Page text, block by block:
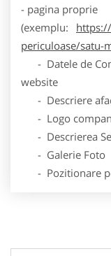
- pagina proprie
(exemplu:
periculoase/satu-
- Datele de
website
- Descriere
- Logo
- Descrierea
- Galerie Foto
- Pozitionare